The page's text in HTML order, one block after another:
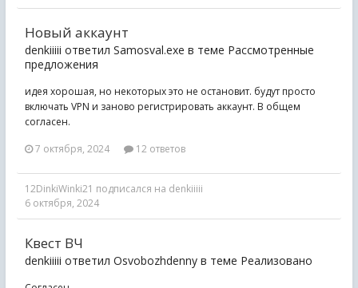
Новый аккаунт
denkiiiii ответил Samosval.exe в теме Рассмотренные
предложения
идея хорошая, но некоторых это не остановит. будут просто
включать VPN и заново регистрировать аккаунт. В общем
согласен.
7 октября, 2024
12 ответов
12DinkiWinki21 подписался на denkiiiii
6 октября, 2024
Квест ВЧ
denkiiiii ответил Osvobozhdenny в теме Реализовано